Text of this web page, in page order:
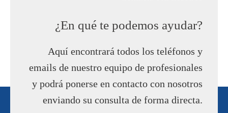
¿En qué te podemos ayudar?
Aquí encontrará todos los teléfonos y
emails de nuestro equipo de profesionales
y podrá ponerse en contacto con nosotros
enviando su consulta de forma directa.